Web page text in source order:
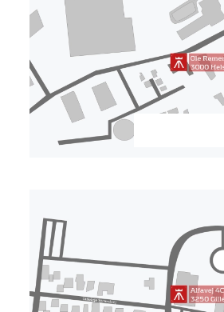
3000 Helsingør
3250 Gilleleje